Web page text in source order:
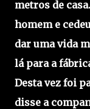
metros de
homem e
dar uma vida
lá para a
Desta vez foi
disse a